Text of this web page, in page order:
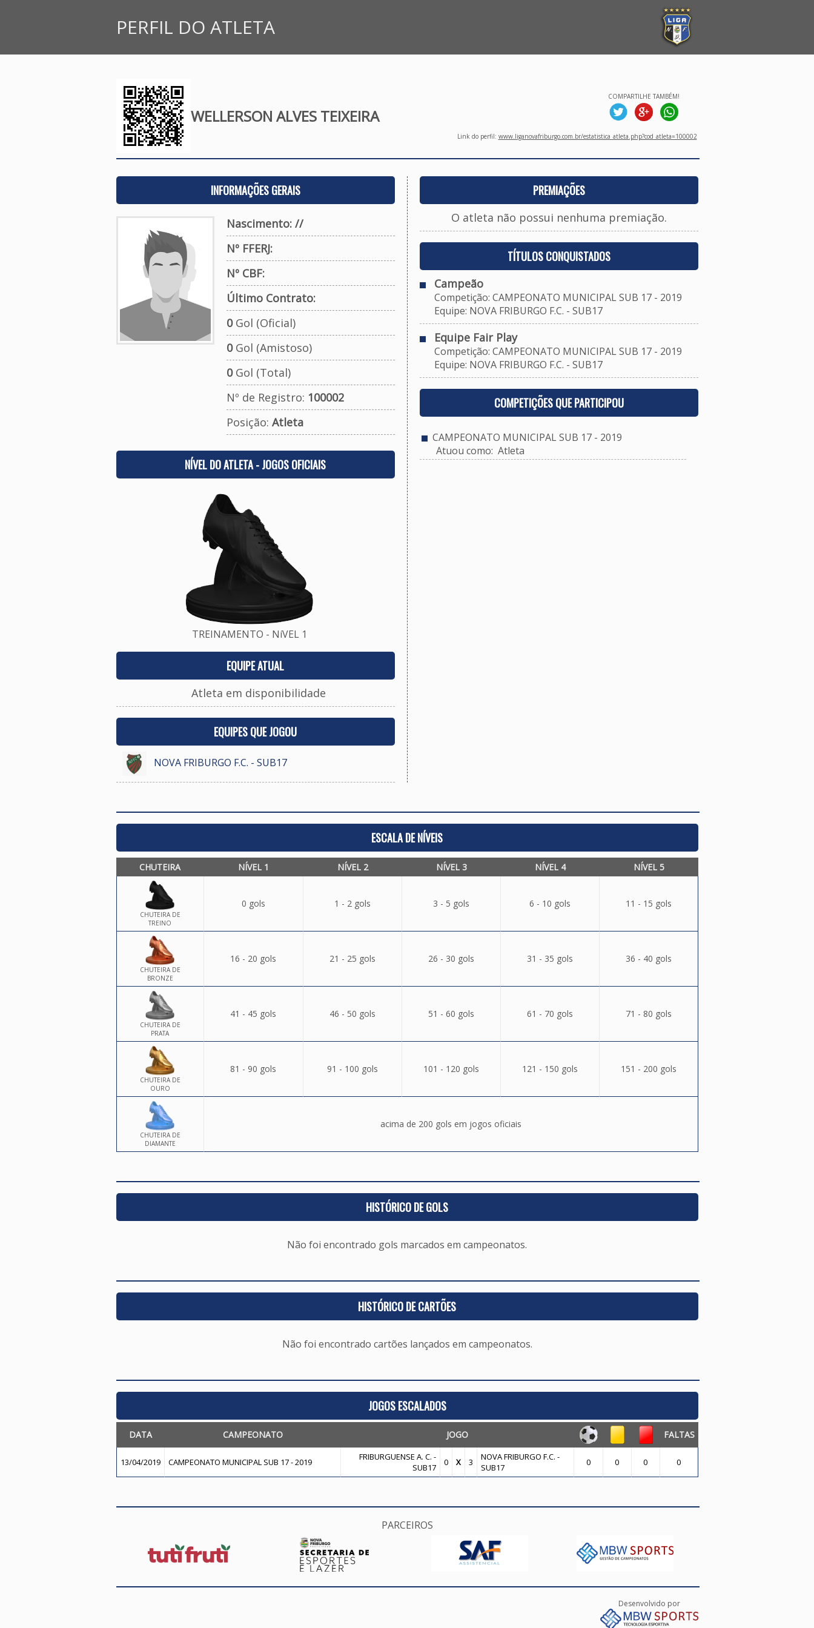
PERFIL DO ATLETA
WELLERSON ALVES TEIXEIRA
COMPARTILHE TAMBÉM!
Link do perfil: www.liganovafriburgo.com.br/estatistica_atleta.php?cod_atleta=100002
INFORMAÇÕES GERAIS
Nascimento: //
Nº FFERJ:
Nº CBF:
Último Contrato:
0Gol (Oficial)
0Gol (Amistoso)
0Gol (Total)
Nº de Registro: 100002
Posição: Atleta
NÍVEL DO ATLETA - JOGOS OFICIAIS
TREINAMENTO - NíVEL 1
EQUIPE ATUAL
Atleta em disponibilidade
EQUIPES QUE JOGOU
NOVA FRIBURGO F.C. - SUB17
PREMIAÇÕES
O atleta não possui nenhuma premiação.
TÍTULOS CONQUISTADOS
Campeão
Competição: CAMPEONATO MUNICIPAL SUB 17 - 2019
Equipe: NOVA FRIBURGO F.C. - SUB17
Equipe Fair Play
Competição: CAMPEONATO MUNICIPAL SUB 17 - 2019
Equipe: NOVA FRIBURGO F.C. - SUB17
COMPETIÇÕES QUE PARTICIPOU
CAMPEONATO MUNICIPAL SUB 17 - 2019
Atuou como: Atleta
ESCALA DE NÍVEIS
CHUTEIRA NÍVEL 1 NÍVEL 2 NÍVEL 3 NÍVEL 4 NÍVEL 5
CHUTEIRA DE
TREINO
0 gols 1 - 2 gols 3 - 5 gols 6 - 10 gols 11 - 15 gols
CHUTEIRA DE
BRONZE
16 - 20 gols 21 - 25 gols 26 - 30 gols 31 - 35 gols 36 - 40 gols
CHUTEIRA DE
PRATA
41 - 45 gols 46 - 50 gols 51 - 60 gols 61 - 70 gols 71 - 80 gols
CHUTEIRA DE
OURO
81 - 90 gols 91 - 100 gols 101 - 120 gols 121 - 150 gols 151 - 200 gols
CHUTEIRA DE
DIAMANTE
acima de 200 gols em jogos oficiais
HISTÓRICO DE GOLS
Não foi encontrado gols marcados em campeonatos.
HISTÓRICO DE CARTÕES
Não foi encontrado cartões lançados em campeonatos.
JOGOS ESCALADOS
DATA CAMPEONATO JOGO FALTAS
13/04/2019 CAMPEONATO MUNICIPAL SUB 17 - 2019
FRIBURGUENSE A. C. -
SUB17
0 X 3
NOVA FRIBURGO F.C. -
SUB17
0 0 0 0
PARCEIROS
Desenvolvido por